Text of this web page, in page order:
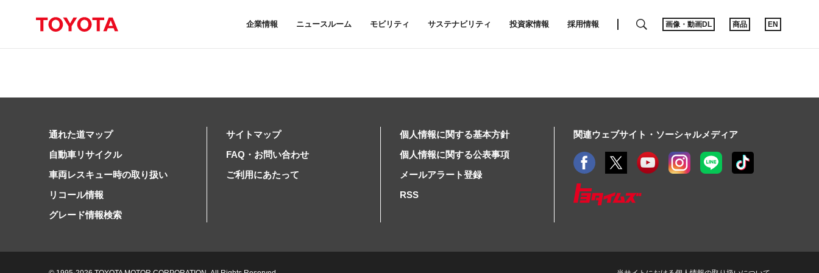
企業情報 ニュースルーム モビリティ サステナビリティ 投資家情報 採用情報 SEARCH画像・動画DL 商品 EN
通れた道マップ
自動車リサイクル
車両レスキュー時の取り扱い
リコール情報
グレード情報検索
サイトマップ
FAQ・お問い合わせ
ご利用にあたって
個人情報に関する基本方針
個人情報に関する公表事項
メールアラート登録
RSS
関連ウェブサイト・ソーシャルメディア